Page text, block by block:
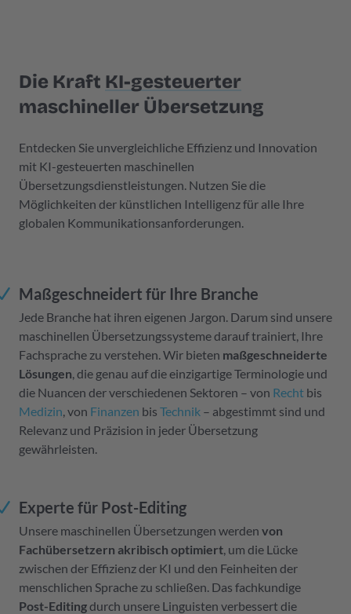
Die Kraft KI-gesteuerter
maschineller Übersetzung
Entdecken Sie unvergleichliche Effizienz und Innovation
mit KI-gesteuerten maschinellen
Übersetzungsdienstleistungen. Nutzen Sie die
Möglichkeiten der künstlichen Intelligenz für alle Ihre
globalen Kommunikationsanforderungen.
Maßgeschneidert für Ihre Branche
Jede Branche hat ihren eigenen Jargon. Darum sind unsere
maschinellen Übersetzungssysteme darauf trainiert, Ihre
Fachsprache zu verstehen. Wir bieten maßgeschneiderte
Lösungen, die genau auf die einzigartige Terminologie und
die Nuancen der verschiedenen Sektoren – von Recht bis
Medizin, von Finanzen bis Technik – abgestimmt sind und
Relevanz und Präzision in jeder Übersetzung
gewährleisten.
Experte für Post-Editing
Unsere maschinellen Übersetzungen werden von
Fachübersetzern akribisch optimiert, um die Lücke
zwischen der Effizienz der KI und den Feinheiten der
menschlichen Sprache zu schließen. Das fachkundige
Post-Editingdurch unsere Linguisten verbessert die